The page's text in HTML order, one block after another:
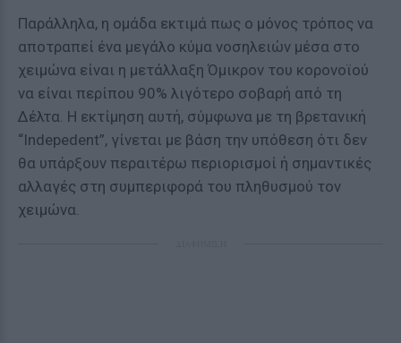
Παράλληλα, η ομάδα εκτιμά πως ο μόνος τρόπος να
αποτραπεί ένα μεγάλο κύμα νοσηλειών μέσα στο
χειμώνα είναι η μετάλλαξη Όμικρον του κορονοϊού
να είναι περίπου 90% λιγότερο σοβαρή από τη
Δέλτα. Η εκτίμηση αυτή, σύμφωνα με τη βρετανική
“Indepedent”, γίνεται με βάση την υπόθεση ότι δεν
θα υπάρξουν περαιτέρω περιορισμοί ή σημαντικές
αλλαγές στη συμπεριφορά του πληθυσμού τον
χειμώνα.